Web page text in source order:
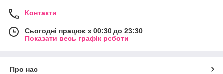
Контакти
Сьогодні працює з 00:30 до 23:30
Показати весь графік роботи
Про нас